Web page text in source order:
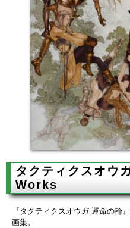
タクティクスオウ
Works
『タクティクスオウガ 運命の輪
画集。